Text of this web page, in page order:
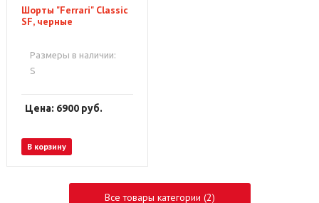
Шорты "Ferrari" Classic
SF, черные
Размеры в наличии:
S
Цена: 6900 руб.
В корзину
Все товары категории (2)